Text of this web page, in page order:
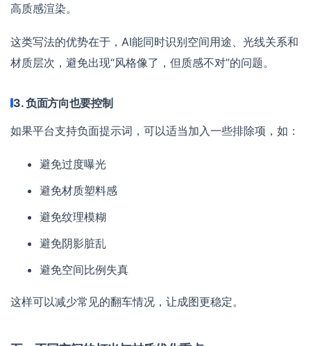
高质感渲染。
这类写法的优势在于，AI能同时识别空间用途、光线关系和
材质层次，避免出现“风格像了，但质感不对”的问题。
3. 负面方向也要控制
如果平台支持负面提示词，可以适当加入一些排除项，如：
避免过度曝光
避免材质塑料感
避免纹理模糊
避免阴影脏乱
避免空间比例失真
这样可以减少常见的翻车情况，让成图更稳定。